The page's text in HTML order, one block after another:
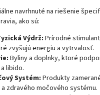
navrhnuté na riešenie
ako sú:
Výdrž: Prírodné
zvyšujú energiu a vytrvalosť.
Byliny a doplnky, ktoré
libido.
Systém: Produkty
zdravého močového systému.